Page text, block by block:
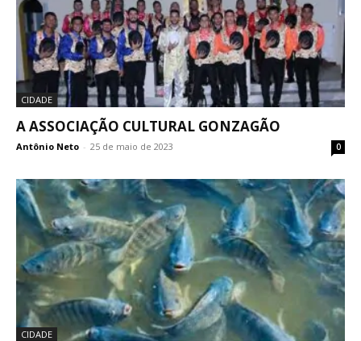
CIDADE
A ASSOCIAÇÃO CULTURAL GONZAGÃO
Antônio Neto - 25 de maio de 2023 0
CIDADE